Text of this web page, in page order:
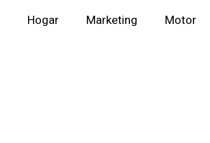
Hogar Marketing Motor